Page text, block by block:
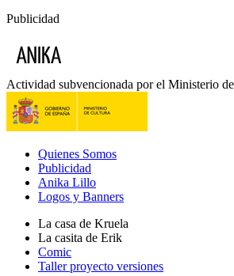
Publicidad
Actividad subvencionada por el Ministerio
Quienes Somos
Publicidad
Anika Lillo
Logos y Banners
La casa de Kruela
La casita de Erik
Comic
Taller proyecto versiones